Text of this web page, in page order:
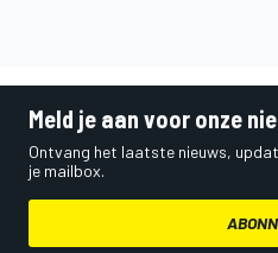
Meld je aan voor onze
Ontvang het laatste nieuws,
je mailbox.